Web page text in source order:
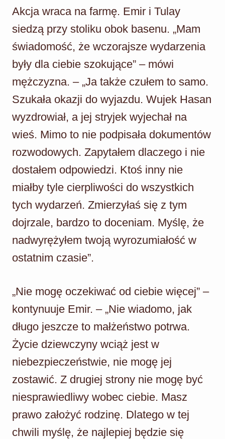
Akcja wraca na farmę. Emir i Tulay
siedzą przy stoliku obok basenu. „Mam
świadomość, że wczorajsze wydarzenia
były dla ciebie szokujące” – mówi
mężczyzna. – „Ja także czułem to samo.
Szukała okazji do wyjazdu. Wujek Hasan
wyzdrowiał, a jej stryjek wyjechał na
wieś. Mimo to nie podpisała dokumentów
rozwodowych. Zapytałem dlaczego i nie
dostałem odpowiedzi. Ktoś inny nie
miałby tyle cierpliwości do wszystkich
tych wydarzeń. Zmierzyłaś się z tym
dojrzale, bardzo to doceniam. Myślę, że
nadwyrężyłem twoją wyrozumiałość w
ostatnim czasie”.
„Nie mogę oczekiwać od ciebie więcej” –
kontynuuje Emir. – „Nie wiadomo, jak
długo jeszcze to małżeństwo potrwa.
Życie dziewczyny wciąż jest w
niebezpieczeństwie, nie mogę jej
zostawić. Z drugiej strony nie mogę być
niesprawiedliwy wobec ciebie. Masz
prawo założyć rodzinę. Dlatego w tej
chwili myślę, że najlepiej będzie się